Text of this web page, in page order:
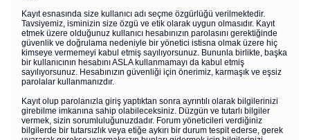
Kayıt esnasında size kullanıcı adı seçme özgürlüğü verilmektedir.
Tavsiyemiz, isminizin size özgü ve etik olarak uygun olmasıdır. Kayıt
etmek üzere olduğunuz kullanıcı hesabınızın parolasını gerektiğinde
güvenlik ve doğrulama nedeniyle bir yönetici istisna olmak üzere hiç
kimseye vermemeyi kabul etmiş sayılıyorsunuz. Bununla birlikte, başka
bir kullanıcının hesabını ASLA kullanmamayı da kabul etmiş
sayılıyorsunuz. Hesabınızın güvenliği için önerimiz, karmaşık ve eşsiz
parolalar kullanmanızdır.
Kayıt olup parolanızla giriş yaptıktan sonra ayrıntılı olarak bilgilerinizi
girebilme imkanına sahip olabileceksiniz. Düzgün ve tutarlı bilgiler
vermek, sizin sorumluluğunuzdadır. Forum yöneticileri verdiğiniz
bilgilerde bir tutarsızlık veya etiğe aykırı bir durum tespit ederse, gerek